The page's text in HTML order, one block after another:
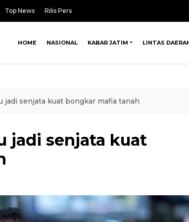
Top News Rilis Pers
HOME NASIONAL KABAR JATIM LINTAS
jadi senjata kuat bongkar mafia tanah
jadi senjata kuat